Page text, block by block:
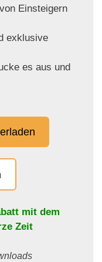
Einsteigern
exklusive
es aus und
mit dem
Zeit